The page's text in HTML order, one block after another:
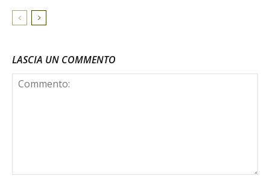
LASCIA UN COMMENTO